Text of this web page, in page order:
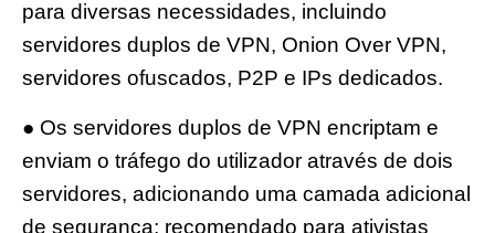
para diversas necessidades, incluindo
servidores duplos de VPN, Onion Over VPN,
servidores ofuscados, P2P e IPs dedicados.
● Os servidores duplos de VPN encriptam e
enviam o tráfego do utilizador através de dois
servidores, adicionando uma camada adicional
de segurança; recomendado para ativistas